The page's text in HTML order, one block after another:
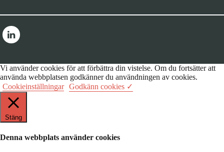
Vi använder cookies för att förbättra din vistelse. Om du fortsätter att
använda webbplatsen godkänner du användningen av cookies.
Cookieinställningar Godkänn cookies ✓
Stäng
Denna webbplats använder cookies